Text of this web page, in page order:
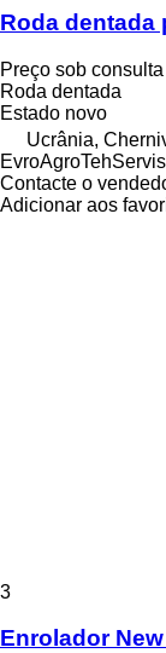
Roda dentada
Preço sob consulta
Roda dentada
Estado novo
Ucrânia,
EvroAgroTehServis
Contacte o
Adicionar aos
3
Enrolador